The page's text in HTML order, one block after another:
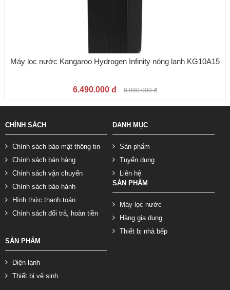
Máy lọc nước Kangaroo Hydrogen Infinity nóng lạnh KG10A15
6.490.000 đ 8.990.000 đ
CHÍNH SÁCH
Chính sách bảo mật thông tin
Chính sách bán hàng
Chính sách vận chuyển
Chính sách bảo hành
Hình thức thanh toán
Chính sách đổi trả, hoàn tiền
DANH MỤC
Sản phẩm
Tuyển dụng
Liên hệ
SẢN PHẨM
Máy lọc nước
Hàng gia dụng
Thiết bị nhà bếp
SẢN PHẨM
Điện lạnh
Thiết bị vệ sinh